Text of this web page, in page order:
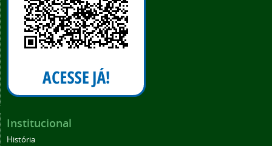
Institucional
História